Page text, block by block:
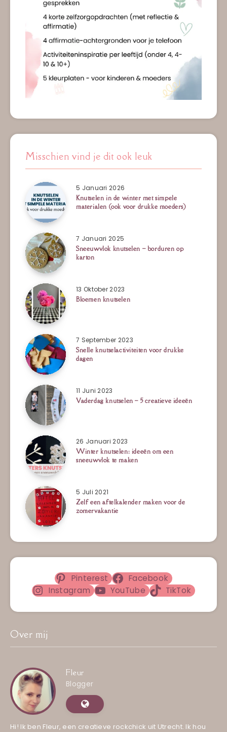
Misschien vind je dit ook leuk
5 Januari 2026
Knutselen in de winter met simpele
materialen (ook voor drukke moeders)
7 Januari 2025
Sneeuwvlok knutselen – borduren op
karton
13 Oktober 2023
Bloemen knutselen
7 September 2023
Snelle knutselactiviteiten voor drukke
dagen
11 Juni 2023
Vaderdag knutselen – 5 creatieve ideeën
26 Januari 2023
Winter knutselen: ideeën om een
sneeuwvlok te maken
5 Juli 2021
Zelf een aftelkalender maken voor de
zomervakantie
Pinterest
Facebook
Instagram
YouTube TikTok
Over mij
Fleur
Blogger
Hi! Ik ben Fleur, een creatieve rockchick uit Utrecht. Ik hou